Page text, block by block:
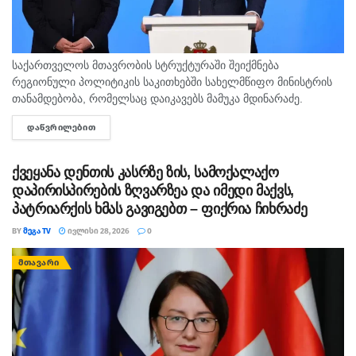
საქართველოს მთავრობის სტრუქტურაში შეიქმნება
რეგიონული პოლიტიკის საკითხებში სახელმწიფო მინისტრის
თანამდებობა, რომელსაც დაიკავებს მამუკა მდინარაძე.
საქართველოს მთავრობის სტრუქტურაში შეიქმნება
რეგიონული პოლიტიკის საკითხებში სახელმწიფო მინისტრის
ᲓᲐᲬᲕᲠᲘᲚᲔᲑᲘᲗ
ქვეყანა დენთის კასრზე ზის, სამოქალაქო
დაპირისპირების ზღვარზეა და იმედი მაქვს,
პატრიარქის ხმას გავიგებთ – ფიქრია ჩიხრაძე
BYᲛᲔᲒᲐ TV ᲘᲕᲚᲘᲡᲘ 28, 2026 0
ᲛᲗᲐᲕᲐᲠᲘ